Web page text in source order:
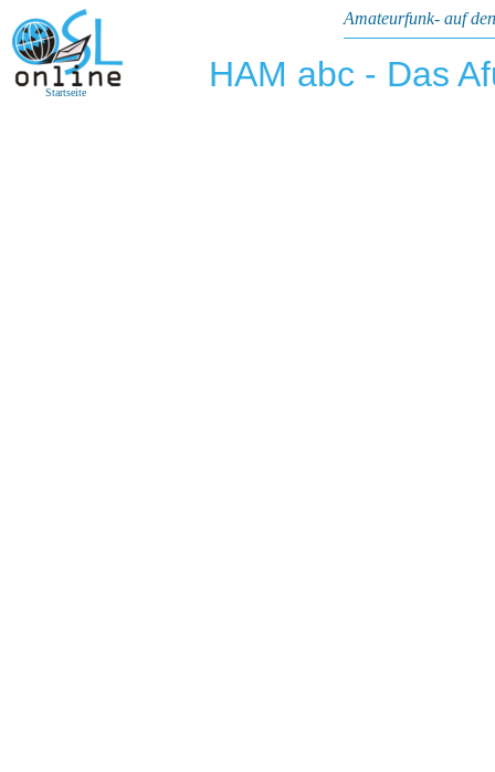
Startseite
Amateurfunk- auf
HAM abc - Das